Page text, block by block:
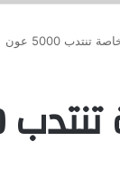
5000 عون
عون